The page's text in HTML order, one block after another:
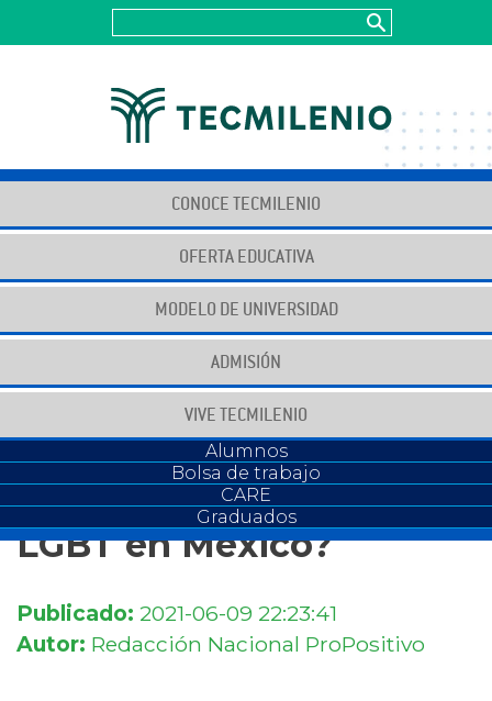
CONOCE TECMILENIO
OFERTA EDUCATIVA
MODELO DE UNIVERSIDAD
ADMISIÓN
VIVE TECMILENIO
Alumnos
Bolsa de trabajo
CARE
Graduados
Juntos construyendo
para un futuro positivo
¿Cómo ser una empresa
de inclusión laboral
LGBT en México?
Publicado: 2021-06-09 22:23:41
Autor: Redacción Nacional ProPositivo